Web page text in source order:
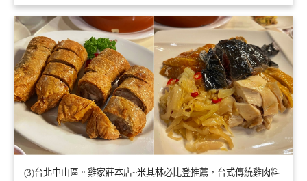
(3)台北中山區。雞家莊本店~米其林必比登推薦，台式傳統雞肉料